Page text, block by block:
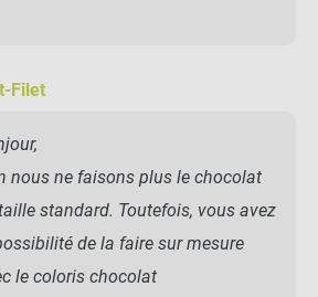
Filet
nous ne faisons plus le chocolat
standard. Toutefois, vous avez
de la faire sur mesure
le coloris chocolat